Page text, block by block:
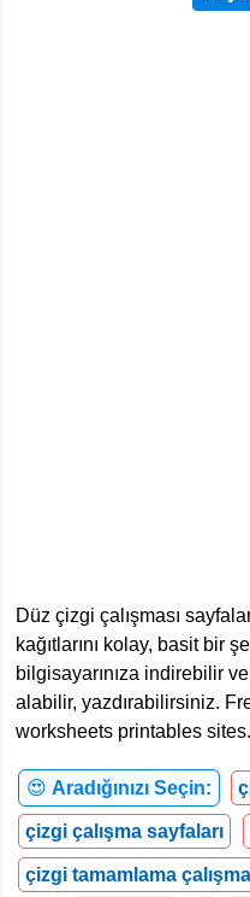
Düz çizgi çalışması
kağıtlarını kolay, basit bir
bilgisayarınıza indirebilir
alabilir, yazdırabilirsiniz.
worksheets printables sites.
😍 Aradığınızı Seçin:
çizgi çalışma sayfaları
çizgi tamamlama